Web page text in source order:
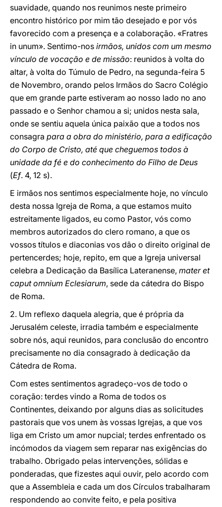
suavidade, quando nos reunimos neste primeiro
encontro histórico por mim tão desejado e por vós
favorecido com a presença e a colaboração. «Fratres
in unum». Sentimo-nos irmãos, unidos com um mesmo
vínculo de vocação e de missão: reunidos à volta do
altar, à volta do Túmulo de Pedro, na segunda-feira 5
de Novembro, orando pelos Irmãos do Sacro Colégio
que em grande parte estiveram ao nosso lado no ano
passado e o Senhor chamou a si; unidos nesta sala,
onde se sentiu aquela única paixão que a todos nos
consagra para a obra do ministério, para a edificação
do Corpo de Cristo, até que cheguemos todos à
unidade da fé e do conhecimento do Filho de Deus
(Ef. 4, 12 s).
E irmãos nos sentimos especialmente hoje, no vínculo
desta nossa Igreja de Roma, a que estamos muito
estreitamente ligados, eu como Pastor, vós como
membros autorizados do clero romano, a que os
vossos títulos e diaconias vos dão o direito original de
pertencerdes; hoje, repito, em que a Igreja universal
celebra a Dedicação da Basílica Lateranense, mater et
caput omnium Eclesiarum, sede da cátedra do Bispo
de Roma.
2. Um reflexo daquela alegria, que é própria da
Jerusalém celeste, irradia também e especialmente
sobre nós, aqui reunidos, para conclusão do encontro
precisamente no dia consagrado à dedicação da
Cátedra de Roma.
Com estes sentimentos agradeço-vos de todo o
coração: terdes vindo a Roma de todos os
Continentes, deixando por alguns dias as solicitudes
pastorais que vos unem às vossas Igrejas, a que vos
liga em Cristo um amor nupcial; terdes enfrentado os
incómodos da viagem sem reparar nas exigências do
trabalho. Obrigado pelas intervenções, sólidas e
ponderadas, que fizestes aqui ouvir, pelo acordo com
que a Assembleia e cada um dos Círculos trabalharam
respondendo ao convite feito, e pela positiva